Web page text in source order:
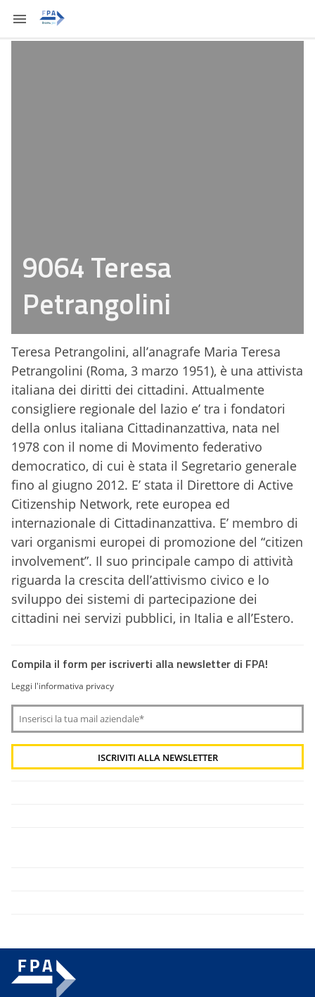
9064 Teresa
Petrangolini
Teresa Petrangolini, all’anagrafe Maria Teresa
Petrangolini (Roma, 3 marzo 1951), è una attivista
italiana dei diritti dei cittadini. Attualmente
consigliere regionale del lazio e’ tra i fondatori
della onlus italiana Cittadinanzattiva, nata nel
1978 con il nome di Movimento federativo
democratico, di cui è stata il Segretario generale
fino al giugno 2012. E’ stata il Direttore di Active
Citizenship Network, rete europea ed
internazionale di Cittadinanzattiva. E’ membro di
vari organismi europei di promozione del “citizen
involvement”. Il suo principale campo di attività
riguarda la crescita dell’attivismo civico e lo
sviluppo dei sistemi di partecipazione dei
cittadini nei servizi pubblici, in Italia e all’Estero.
Compila il form per iscriverti alla newsletter di FPA!
Leggi l'informativa privacy